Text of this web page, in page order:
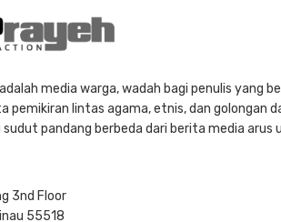
media warga, wadah bagi penulis yang
pemikiran lintas agama, etnis, dan golongan
pandang berbeda dari berita media arus
3nd Floor
55518